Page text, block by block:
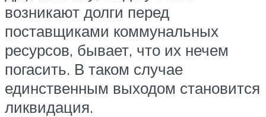
возникают долги перед
поставщиками коммунальных
ресурсов, бывает, что их нечем
погасить. В таком случае
единственным выходом становится
ликвидация.